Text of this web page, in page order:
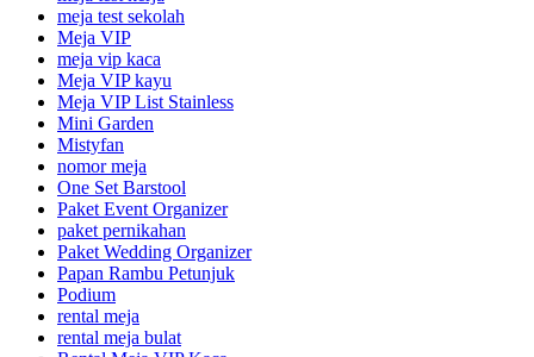
meja test sekolah
Meja VIP
meja vip kaca
Meja VIP kayu
Meja VIP List Stainless
Mini Garden
Mistyfan
nomor meja
One Set Barstool
Paket Event Organizer
paket pernikahan
Paket Wedding Organizer
Papan Rambu Petunjuk
Podium
rental meja
rental meja bulat